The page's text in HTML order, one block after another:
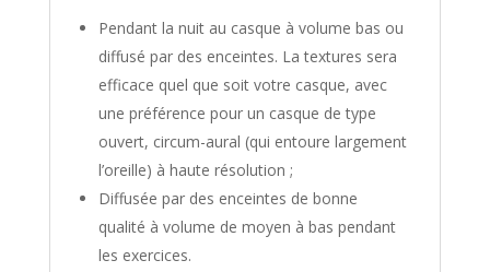
Pendant la nuit au casque à volume bas ou
diffusé par des enceintes. La textures sera
efficace quel que soit votre casque, avec
une préférence pour un casque de type
ouvert, circum-aural (qui entoure largement
l’oreille) à haute résolution ;
Diffusée par des enceintes de bonne
qualité à volume de moyen à bas pendant
les exercices.